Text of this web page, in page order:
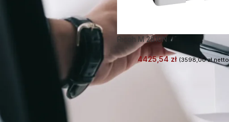
Ricoh M 2810N
4425,54 zł (3598,00zł